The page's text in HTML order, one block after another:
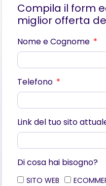
Compila il form
miglior offerta
Nome e Cognome
Telefono
Link del tuo sito
Di cosa hai bisogno?
SITO WEB